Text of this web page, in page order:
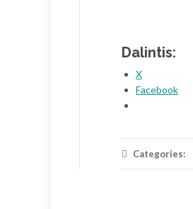
Dalintis:
X
Facebook
Categories: